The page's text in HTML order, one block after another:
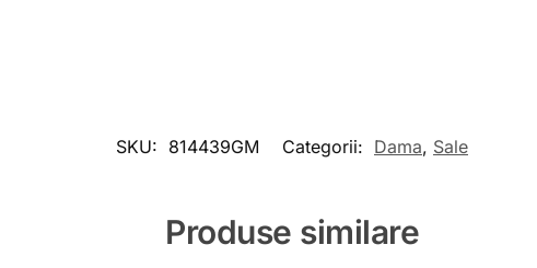
SKU: 814439GM Categorii: Dama, Sale
Produse similare